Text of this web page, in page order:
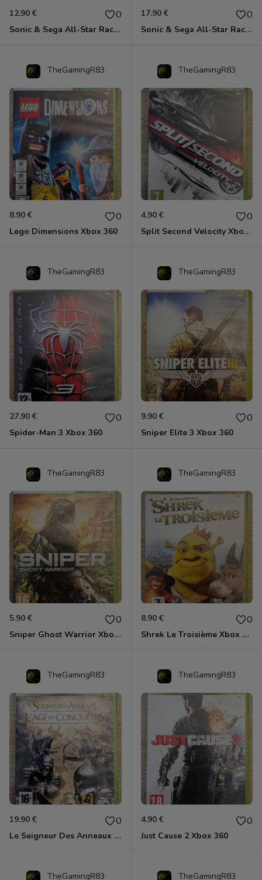
12.90 € 0
Sonic & Sega All-Star Racing avec Banjo-Kazooie Xbox 360
17.90 € 0
Sonic & Sega All-Star Racing - Transformed Xbox 360
TheGamingR83
8.90 € 0
Lego Dimensions Xbox 360
TheGamingR83
4.90 € 0
Split Second Velocity Xbox 360
TheGamingR83
27.90 € 0
Spider-Man 3 Xbox 360
TheGamingR83
9.90 € 0
Sniper Elite 3 Xbox 360
TheGamingR83
5.90 € 0
Sniper Ghost Warrior Xbox 360
TheGamingR83
8.90 € 0
Shrek Le Troisième Xbox 360
TheGamingR83
19.90 € 0
Le Seigneur Des Anneaux - L'âge Des Conquêtes Xbox 360
TheGamingR83
4.90 € 0
Just Cause 2 Xbox 360
TheGamingR83 TheGamingR83